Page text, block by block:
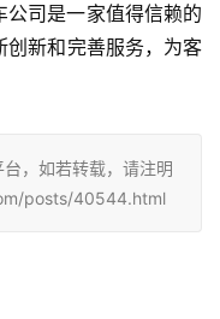
公司是一家值得信赖的
创新和完善服务，为客
，如若转载，请注明
posts/40544.html